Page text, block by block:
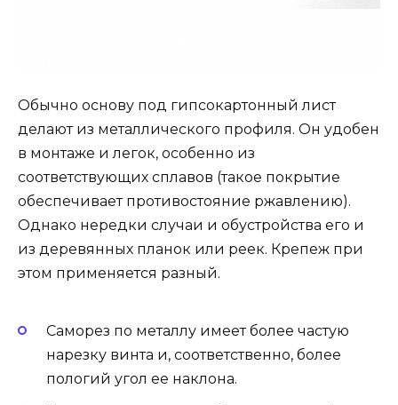
Обычно основу под гипсокартонный лист
делают из металлического профиля. Он удобен
в монтаже и легок, особенно из
соответствующих сплавов (такое покрытие
обеспечивает противостояние ржавлению).
Однако нередки случаи и обустройства его и
из деревянных планок или реек. Крепеж при
этом применяется разный.
Саморез по металлу имеет более частую
нарезку винта и, соответственно, более
пологий угол ее наклона.